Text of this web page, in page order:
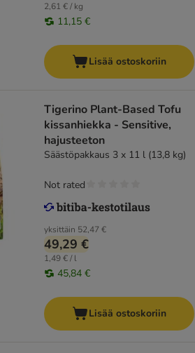
2,61 € / kg
11,15 €
Lisää ostoskoriin
Tigerino Plant-Based Tofu
kissanhiekka - Sensitive,
hajusteeton
Säästöpakkaus 3 x 11 l (13,8 kg)
yksittäin 52,47 €
49,29 €
1,49 € / l
45,84 €
Not rated
Lisää ostoskoriin